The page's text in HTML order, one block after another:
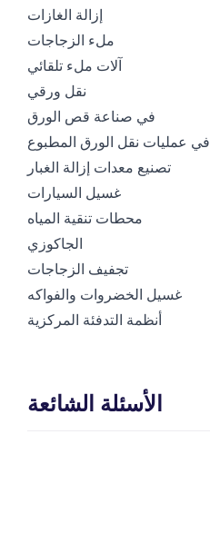
إزالة الغازات
ملء الزجاجات
آلات ملء تلقائي
نقل ورقي
في صناعة قص الورق
في عمليات نقل الورق المطبوع
تصنيع معدات إزالة الغبار
غسيل السيارات
محطات تنقية المياه
الجاكوزي
تجفيف الزجاجات
غسيل الخضروات والفواكه
أنظمة التدفئة المركزية
الأسئلة الشائعة